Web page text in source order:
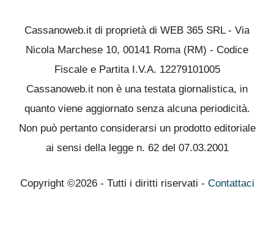
Cassanoweb.it di proprietà di WEB 365 SRL - Via
Nicola Marchese 10, 00141 Roma (RM) - Codice
Fiscale e Partita I.V.A. 12279101005
Cassanoweb.it non è una testata giornalistica, in
quanto viene aggiornato senza alcuna periodicità.
Non può pertanto considerarsi un prodotto editoriale
ai sensi della legge n. 62 del 07.03.2001
Copyright ©2026 - Tutti i diritti riservati - Contattaci